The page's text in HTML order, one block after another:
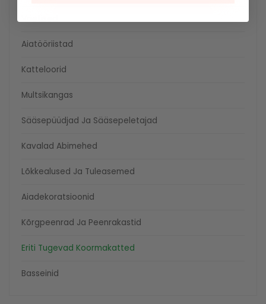
Aiatööriistad
Katteloorid
Multsikangas
Sääsepüüdjad Ja Sääsepeletajad
Kavalad Abimehed
Lõkkealused Ja Tuleasemed
Aiadekoratsioonid
Kõrgpeenrad Ja Peenrakastid
Eriti Tugevad Koormakatted
Basseinid